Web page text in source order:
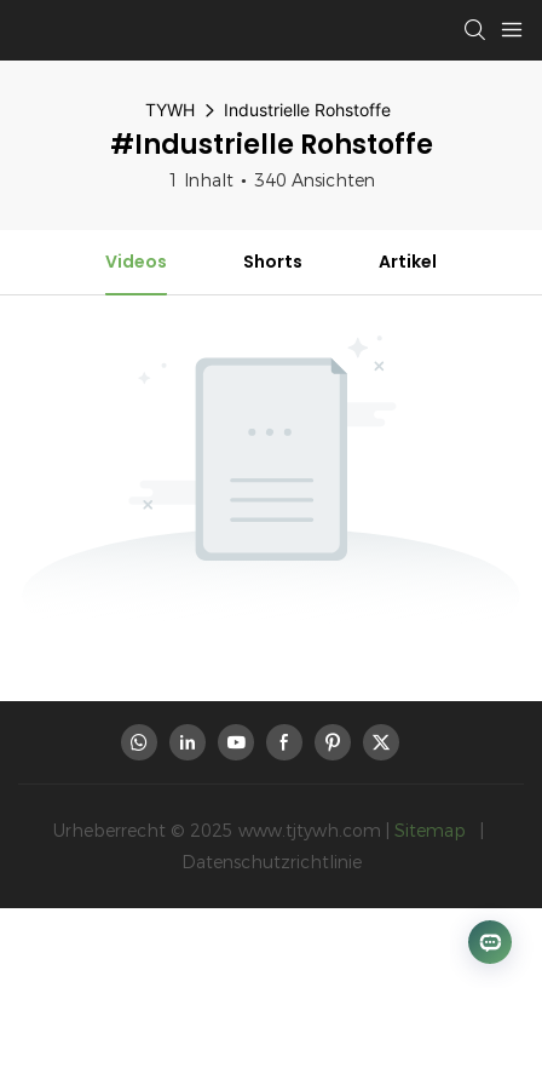
TYWH Industrielle Rohstoffe
#Industrielle Rohstoffe
1 Inhalt 340 Ansichten
Videos Shorts Artikel
Urheberrecht © 2025 www.tjtywh.com Sitemap
Datenschutzrichtlinie